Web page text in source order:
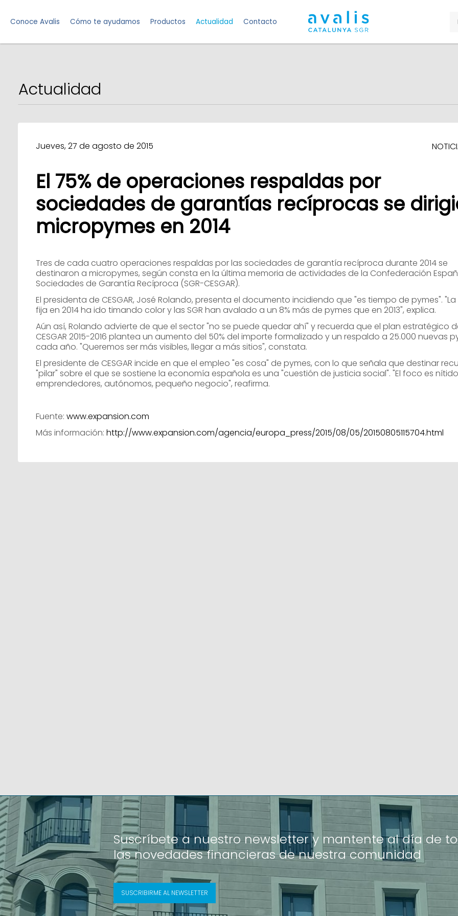
Conoce Avalis Cómo te ayudamos Productos Actualidad Contacto
Actualidad
Jueves, 27 de agosto de 2015
El 75% de operaciones respaldas por
sociedades de garantías recíprocas se
micropymes en 2014
Tres de cada cuatro operaciones respaldas por las sociedades de garantía recíproca durante 2014 se
destinaron a micropymes, según consta en la última memoria de actividades de la Confederación
Sociedades de Garantía Recíproca (SGR-CESGAR).
El presidenta de CESGAR, José Rolando, presenta el documento incidiendo que "es tiempo de pymes".
fija en 2014 ha ido timando color y las SGR han avalado a un 8% más de pymes que en 2013", explica.
Aún así, Rolando advierte de que el sector "no se puede quedar ahí" y recuerda que el plan estratégico
CESGAR 2015-2016 plantea un aumento del 50% del importe formalizado y un respaldo a 25.000 nuevas
cada año. "Queremos ser más visibles, llegar a más sitios", constata.
El presidente de CESGAR incide en que el empleo "es cosa" de pymes, con lo que señala que destinar
"pilar" sobre el que se sostiene la economía española es una "cuestión de justicia social". "El foco es
emprendedores, autónomos, pequeño negocio", reafirma.
Fuente: www.expansion.com
Más información: http://www.expansion.com/agencia/europa_press/2015/08/05/20150805115704.html
Suscríbete a nuestro newsletter y mantente al día de
las novedades financieras de nuestra comunidad
SUSCRIBIRME AL NEWSLETTER